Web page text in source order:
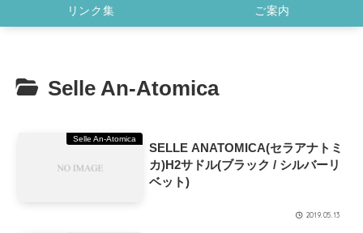
リンク集 ご案内
Selle An-Atomica
Selle An-Atomica
SELLE ANATOMICA(セラアナトミ
カ)H2サドル(ブラック / シルバーリ
ベット)
2019.05.13